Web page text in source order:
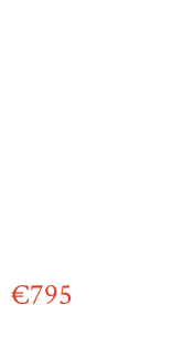
€795